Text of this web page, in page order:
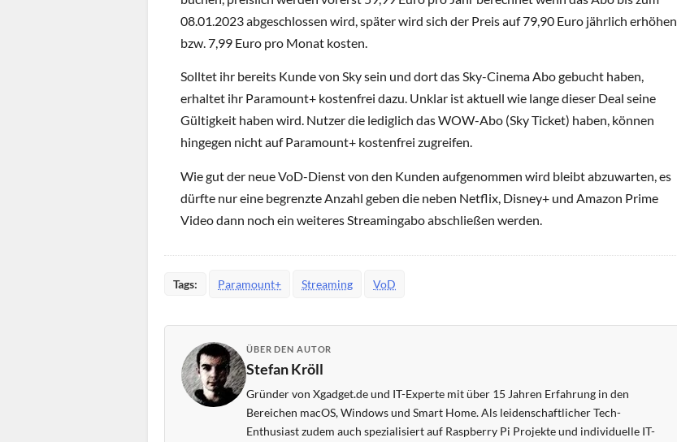
08.01.2023 abgeschlossen wird, später wird sich der Preis auf 79,90 Euro jährlich erhöhen
bzw. 7,99 Euro pro Monat kosten.
Solltet ihr bereits Kunde von Sky sein und dort das Sky-Cinema Abo gebucht haben,
erhaltet ihr Paramount+ kostenfrei dazu. Unklar ist aktuell wie lange dieser Deal seine
Gültigkeit haben wird. Nutzer die lediglich das WOW-Abo (Sky Ticket) haben, können
hingegen nicht auf Paramount+ kostenfrei zugreifen.
Wie gut der neue VoD-Dienst von den Kunden aufgenommen wird bleibt abzuwarten, es
dürfte nur eine begrenzte Anzahl geben die neben Netflix, Disney+ und Amazon Prime
Video dann noch ein weiteres Streamingabo abschließen werden.
Tags: Paramount+ Streaming VoD
ÜBER DEN AUTOR
Stefan Kröll
Gründer von Xgadget.de und IT-Experte mit über 15 Jahren Erfahrung in den
Bereichen macOS, Windows und Smart Home. Als leidenschaftlicher Tech-
Enthusiast zudem auch spezialisiert auf Raspberry Pi Projekte und individuelle IT-